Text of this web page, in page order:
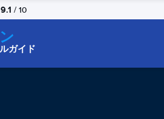
9.1 / 10
ガイド